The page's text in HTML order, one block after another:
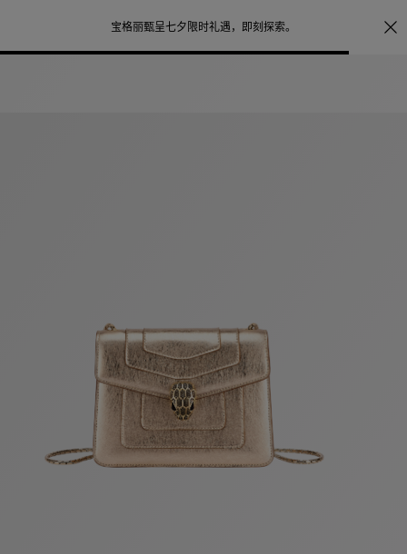
注册会员首次下单购买任意作品，可享受照片打印服务
击此处了解更多详情。